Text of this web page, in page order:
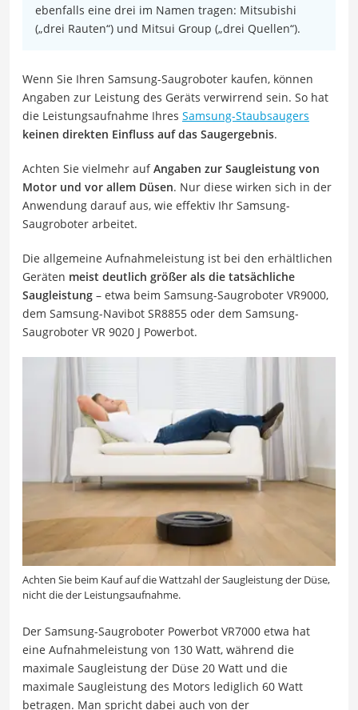
ebenfalls eine drei im Namen tragen: Mitsubishi
(„drei Rauten“) und Mitsui Group („drei Quellen“).
Wenn Sie Ihren Samsung-Saugroboter kaufen, können
Angaben zur Leistung des Geräts verwirrend sein. So hat
die Leistungsaufnahme Ihres Samsung-Staubsaugers
keinen direkten Einfluss auf das Saugergebnis.
Achten Sie vielmehr aufAngaben zur Saugleistung von
Motor und vor allem Düsen. Nur diese wirken sich in der
Anwendung darauf aus, wie effektiv Ihr Samsung-
Saugroboter arbeitet.
Die allgemeine Aufnahmeleistung ist bei den erhältlichen
Geräten meist deutlich größer als die tatsächliche
Saugleistung – etwa beim Samsung-Saugroboter VR9000,
dem Samsung-Navibot SR8855 oder dem Samsung-
Saugroboter VR 9020 J Powerbot.
Achten Sie beim Kauf auf die Wattzahl der Saugleistung der Düse,
nicht die der Leistungsaufnahme.
Der Samsung-Saugroboter Powerbot VR7000 etwa hat
eine Aufnahmeleistung von 130 Watt, während die
maximale Saugleistung der Düse 20 Watt und die
maximale Saugleistung des Motors lediglich 60 Watt
betragen. Man spricht dabei auch von der